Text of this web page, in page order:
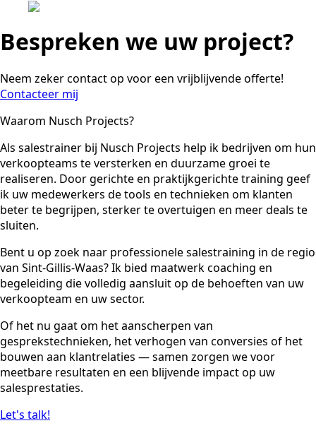
Bespreken we uw project?
Neem zeker contact op voor een vrijblijvende offerte!
Contacteer mij
Waarom Nusch Projects?
Als salestrainer bij Nusch Projects help ik bedrijven om hun
verkoopteams te versterken en duurzame groei te
realiseren. Door gerichte en praktijkgerichte training geef
ik uw medewerkers de tools en technieken om klanten
beter te begrijpen, sterker te overtuigen en meer deals te
sluiten.
Bent u op zoek naar professionele salestraining in de regio
van Sint-Gillis-Waas? Ik bied maatwerk coaching en
begeleiding die volledig aansluit op de behoeften van uw
verkoopteam en uw sector.
Of het nu gaat om het aanscherpen van
gesprekstechnieken, het verhogen van conversies of het
bouwen aan klantrelaties — samen zorgen we voor
meetbare resultaten en een blijvende impact op uw
salesprestaties.
Let's talk!